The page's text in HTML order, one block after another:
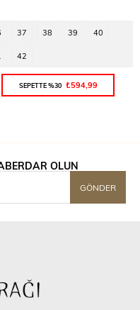
37 38 39 40
42
SEPETTE %30 ₺594,99
OLUN
GÖNDER